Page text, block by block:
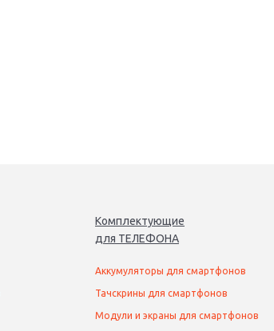
Комплектующие
для ТЕЛЕФОНА
Аккумуляторы для смартфонов
Тачскрины для смартфонов
Модули и экраны для смартфонов